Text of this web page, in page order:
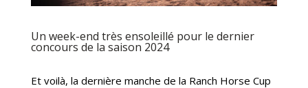
Un week-end très ensoleillé pour le dernier
concours de la saison 2024
Et voilà, la dernière manche de la Ranch Horse Cup